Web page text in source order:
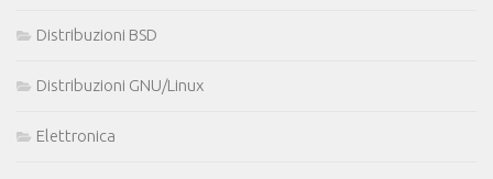
Distribuzioni BSD
Distribuzioni GNU/Linux
Elettronica